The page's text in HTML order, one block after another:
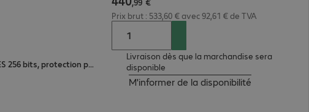
Chiffrement XTS AES 256 bits, protection par mot de passe
Prix brut : 533,60 € avec 92,61 € de TVA
Livraison dès que la marchandise sera
disponible
M'informer de la disponibilité